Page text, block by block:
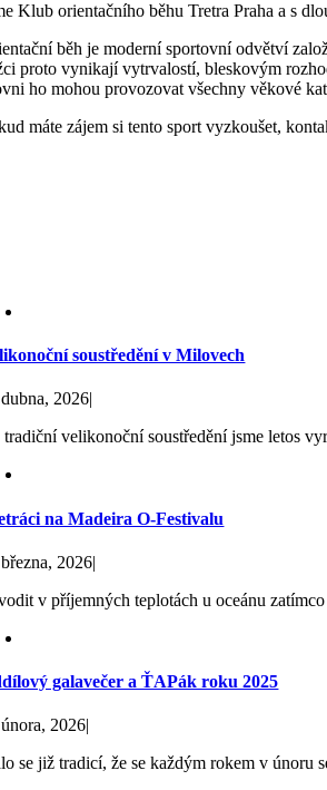
Klub orientačního běhu Tretra Praha a s
běh je moderní sportovní odvětví
proto vynikají vytrvalostí, bleskovým
ho mohou provozovat všechny věkové
máte zájem si tento sport vyzkoušet,
soustředění v Milovech
2026|
tradiční velikonoční soustředění jsme letos
na Madeira O-Festivalu
2026|
v příjemných teplotách u oceánu
galavečer a ŤAPák roku 2025
2026|
se již tradicí, že se každým rokem v únoru